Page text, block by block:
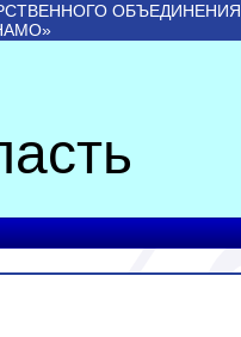
ОБЪЕДИНЕНИЯ